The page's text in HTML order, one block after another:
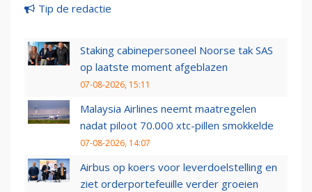
Tip de redactie
Staking cabinepersoneel Noorse tak SAS
op laatste moment afgeblazen
07-08-2026, 15:11
Malaysia Airlines neemt maatregelen
nadat piloot 70.000 xtc-pillen smokkelde
07-08-2026, 14:07
Airbus op koers voor leverdoelstelling en
ziet orderportefeuille verder groeien